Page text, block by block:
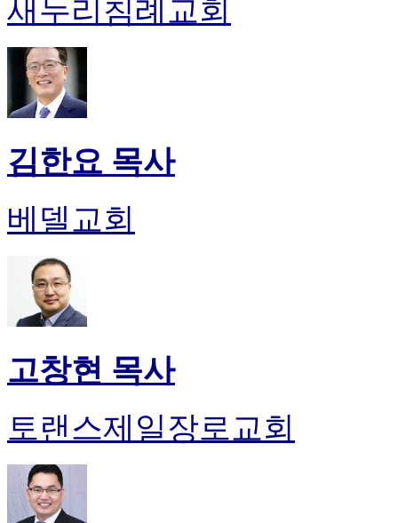
새누리침례교회
김한요 목사
베델교회
고창현 목사
토랜스제일장로교회